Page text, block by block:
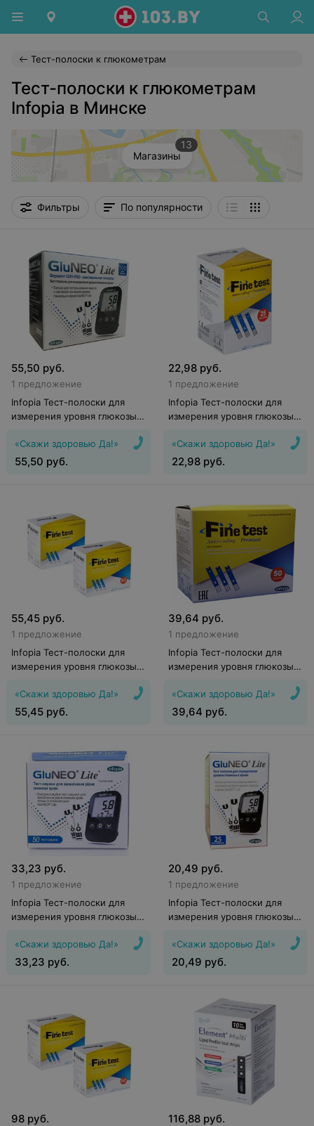
Тест-полоски к глюкометрам
Тест-полоски к глюкометрам
Infopia в Минске
Магазины
13
Фильтры По популярности
55,50 руб.
1 предложение
Infopia Тест-полоски для
измерения уровня глюкозы в
100
«Скажи здоровью Да!»
55,50 руб.
22,98 руб.
1 предложение
Infopia Тест-полоски для
измерения уровня глюкозы в
Autocoding Premium 25
«Скажи здоровью Да!»
22,98 руб.
55,45 руб.
1 предложение
Infopia Тест-полоски для
измерения уровня глюкозы в
Autocoding Premium 100
«Скажи здоровью Да!»
55,45 руб.
39,64 руб.
1 предложение
Infopia Тест-полоски для
измерения уровня глюкозы в
Autocoding Premium 50
«Скажи здоровью Да!»
39,64 руб.
33,23 руб.
1 предложение
Infopia Тест-полоски для
измерения уровня глюкозы в
«Скажи здоровью Да!»
33,23 руб.
20,49 руб.
1 предложение
Infopia Тест-полоски для
измерения уровня глюкозы в
«Скажи здоровью Да!»
20,49 руб.
98 руб. 116,88 руб.